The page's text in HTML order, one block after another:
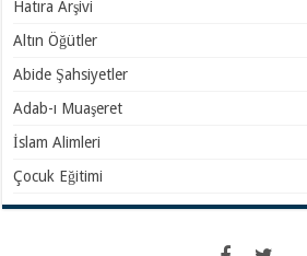
Hatıra Arşivi
Altın Öğütler
Abide Şahsiyetler
Adab-ı Muaşeret
İslam Alimleri
Çocuk Eğitimi